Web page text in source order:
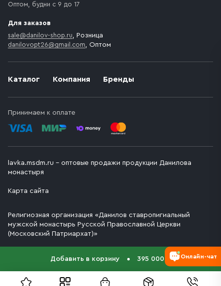
Добавить в корзину 395 000 ₽
Каталог Компания Бренды
Принимаем к оплате
Оптом, будни с 9 до 17
Для заказов
sale@danilov-shop.ru, Розница
danilovopt26@gmail.com, Оптом
lavka.msdm.ru – оптовые продажи продукции Данилова
монастыря
Карта сайта
Религиозная организация «Данилов ставропигиальный
мужской монастырь Русской Православной Церкви
(Московский Патриархат)»
Онлайн-чат